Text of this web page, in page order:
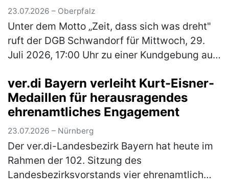
23.07.2026 – Oberpfalz
Unter dem Motto „Zeit, dass sich was dreht"
ruft der DGB Schwandorf für Mittwoch, 29.
Juli 2026, 17:00 Uhr zu einer Kundgebung auf
Mittelpunkt stehen die Sorgen der B…(mehr)
ver.di Bayern verleiht Kurt-Eisner-
Medaillen für herausragendes
ehrenamtliches Engagement
23.07.2026 – Nürnberg
Der ver.di-Landesbezirk Bayern hat heute im
Rahmen der 102. Sitzung des
Landesbezirksvorstands vier ehrenamtlich